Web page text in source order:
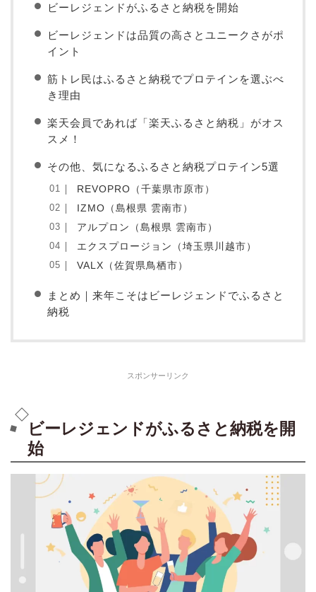
ビーレジェンドがふるさと納税を開始
ビーレジェンドは品質の高さとユニークさがポ
イント
筋トレ民はふるさと納税でプロテインを選ぶべ
き理由
楽天会員であれば「楽天ふるさと納税」がオス
スメ！
その他、気になるふるさと納税プロテイン5選
REVOPRO（千葉県市原市）
IZMO（島根県 雲南市）
アルプロン（島根県 雲南市）
エクスプロージョン（埼玉県川越市）
VALX（佐賀県鳥栖市）
まとめ｜来年こそはビーレジェンドでふるさと
納税
スポンサーリンク
ビーレジェンドがふるさと納税を開
始